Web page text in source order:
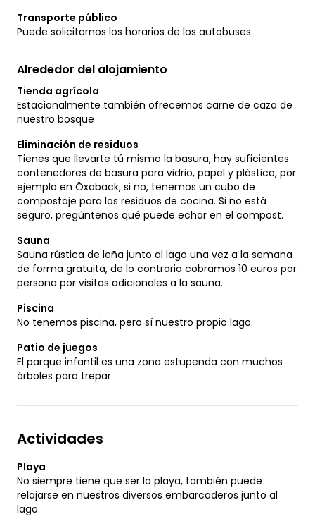
Transporte público
Puede solicitarnos los horarios de los autobuses.
Alrededor del alojamiento
Tienda agrícola
Estacionalmente también ofrecemos carne de caza de
nuestro bosque
Eliminación de residuos
Tienes que llevarte tú mismo la basura, hay suficientes
contenedores de basura para vidrio, papel y plástico, por
ejemplo en Öxabäck, si no, tenemos un cubo de
compostaje para los residuos de cocina. Si no está
seguro, pregúntenos qué puede echar en el compost.
Sauna
Sauna rústica de leña junto al lago una vez a la semana
de forma gratuita, de lo contrario cobramos 10 euros por
persona por visitas adicionales a la sauna.
Piscina
No tenemos piscina, pero sí nuestro propio lago.
Patio de juegos
El parque infantil es una zona estupenda con muchos
árboles para trepar
Actividades
Playa
No siempre tiene que ser la playa, también puede
relajarse en nuestros diversos embarcaderos junto al
lago.